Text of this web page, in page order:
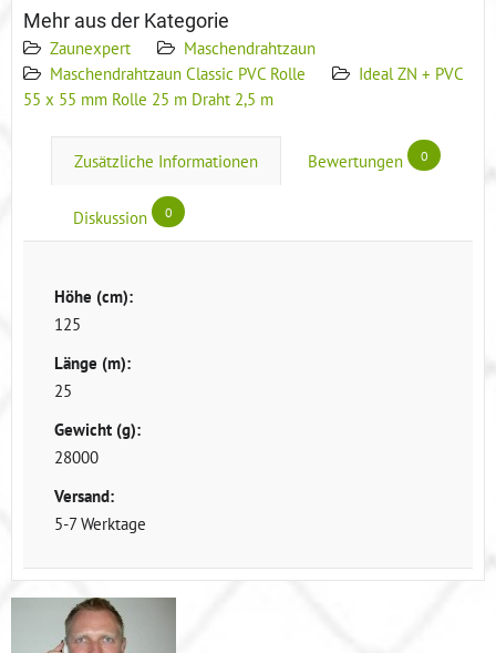
Mehr aus der Kategorie
Zaunexpert
Maschendrahtzaun
Maschendrahtzaun Classic PVC Rolle
Ideal ZN + PVC
55 x 55 mm Rolle 25 m Draht 2,5 m
Zusätzliche Informationen Bewertungen 0
Diskussion 0
Höhe (cm):
125
Länge (m):
25
Gewicht (g):
28000
Versand:
5-7 Werktage